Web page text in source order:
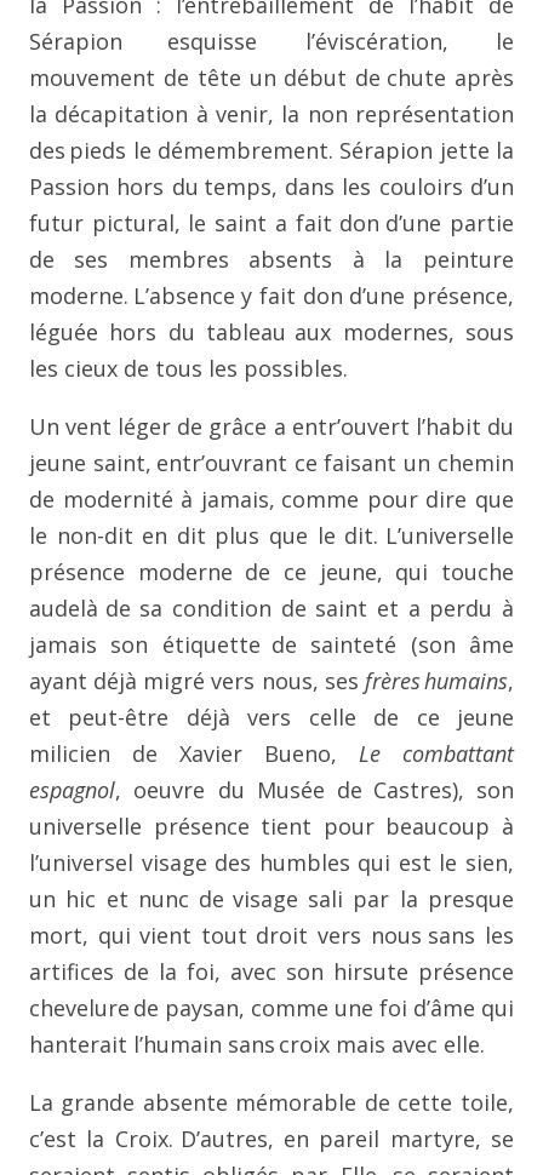
Sérapion
esquisse l’éviscération, le
mouvement de tête un début de chute après
la décapitation à venir, la non représentation
des pieds le démembrement. Sérapion jette la
Passion hors du temps, dans les couloirs d’un
futur pictural, le saint a fait don d’une partie
de ses membres absents à la peinture
moderne. L’absence y fait don d’une présence,
léguée hors du tableau aux modernes, sous
les cieux de tous les possibles.
Un vent léger de grâce a entr’ouvert l’habit du
jeune saint, entr’ouvrant ce faisant un chemin
de modernité à jamais, comme pour dire que
le non-dit en dit plus que le dit. L’universelle
présence moderne de ce jeune, qui touche
audelà de sa condition de saint et a perdu à
jamais son étiquette de sainteté (son âme
ayant déjà migré vers nous, ses frèreshumains,
et peut-être déjà vers celle de ce jeune
milicien de Xavier Bueno, Le combattant
espagnol, oeuvre du Musée de Castres), son
universelle présence tient pour beaucoup à
l’universel visage des humbles qui est le sien,
un hic et nunc de visage sali par la presque
mort, qui vient tout droit vers nous sans les
artifices de la foi, avec son hirsute présence
chevelure de paysan, comme une foi d’âme qui
hanterait l’humain sans croix mais avec elle.
La grande absente mémorable de cette toile,
c’est la Croix. D’autres, en pareil martyre, se